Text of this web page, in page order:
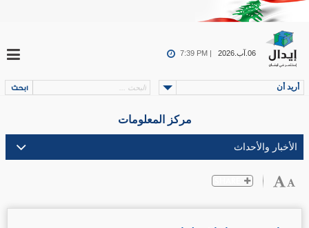
06.آب.2026 7:39 PM |
أريد أن
مركز المعلومات